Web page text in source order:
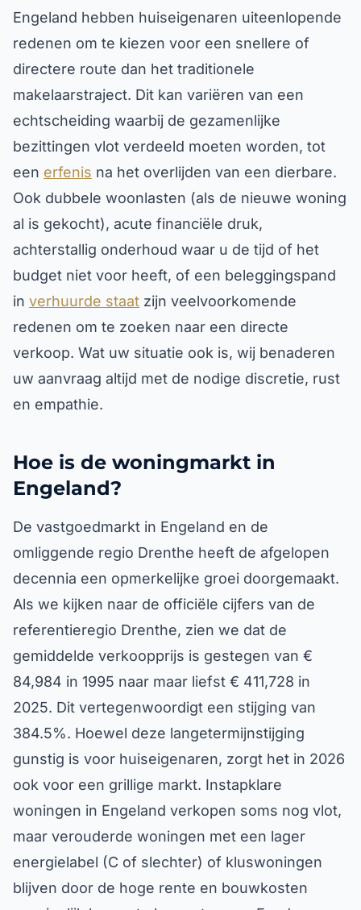
Engeland hebben huiseigenaren uiteenlopende
redenen om te kiezen voor een snellere of
directere route dan het traditionele
makelaarstraject. Dit kan variëren van een
echtscheiding waarbij de gezamenlijke
bezittingen vlot verdeeld moeten worden, tot
een erfenis na het overlijden van een dierbare.
Ook dubbele woonlasten (als de nieuwe woning
al is gekocht), acute financiële druk,
achterstallig onderhoud waar u de tijd of het
budget niet voor heeft, of een beleggingspand
in verhuurde staat zijn veelvoorkomende
redenen om te zoeken naar een directe
verkoop. Wat uw situatie ook is, wij benaderen
uw aanvraag altijd met de nodige discretie, rust
en empathie.
Hoe is de woningmarkt in
Engeland?
De vastgoedmarkt in Engeland en de
omliggende regio Drenthe heeft de afgelopen
decennia een opmerkelijke groei doorgemaakt.
Als we kijken naar de officiële cijfers van de
referentieregio Drenthe, zien we dat de
gemiddelde verkoopprijs is gestegen van €
84,984 in 1995 naar maar liefst € 411,728 in
2025. Dit vertegenwoordigt een stijging van
384.5%. Hoewel deze langetermijnstijging
gunstig is voor huiseigenaren, zorgt het in 2026
ook voor een grillige markt. Instapklare
woningen in Engeland verkopen soms nog vlot,
maar verouderde woningen met een lager
energielabel (C of slechter) of kluswoningen
blijven door de hoge rente en bouwkosten